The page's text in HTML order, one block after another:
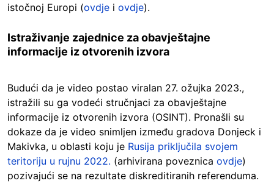
istočnoj Europi (ovdje i ovdje).
Istraživanje zajednice za obavještajne
informacije iz otvorenih izvora
Budući da je video postao viralan 27. ožujka 2023.,
istražili su ga vodeći stručnjaci za obavještajne
informacije iz otvorenih izvora (OSINT). Pronašli su
dokaze da je video snimljen između gradova Donjeck i
Makivka, u oblasti koju je Rusija priključila svojem
teritoriju u rujnu 2022. (arhivirana poveznica ovdje)
pozivajući se na rezultate diskreditiranih referenduma.